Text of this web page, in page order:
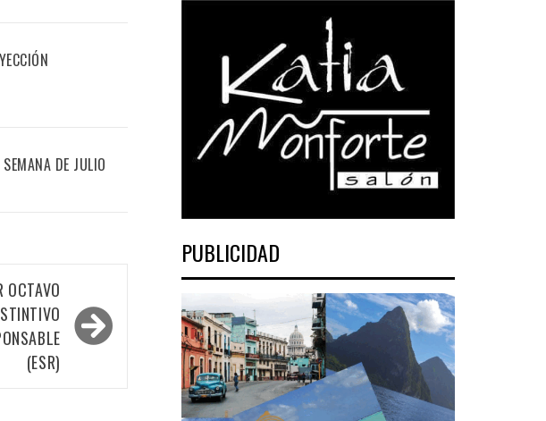
DE JULIO
OCTAVO
(ESR)
PUBLICIDAD